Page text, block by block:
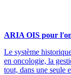
ARIA OIS pour
Le système
en oncologie, la
tout, dans une seule